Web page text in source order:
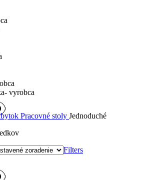
Pracovné stoly Jednoduché
Filters